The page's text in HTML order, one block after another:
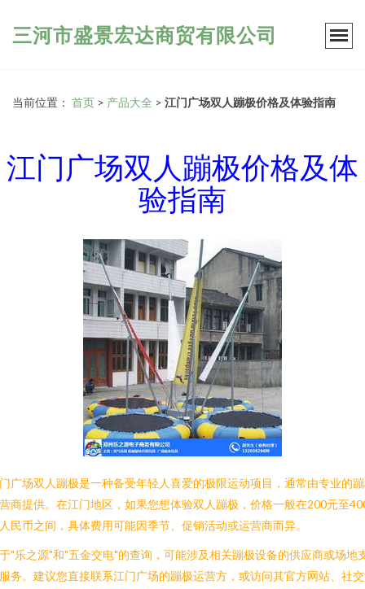
三河市盛景宏达商贸有限公司
当前位置： 首页 > 产品大全 > 江门广场双人蹦极价格及体验指南
江门广场双人蹦极价格及体
验指南
广场双人蹦极是一种备受年轻人喜爱的极限运动项目，通常由专业的
商提供。在江门地区，如果您想体验双人蹦极，价格一般在200元至
民币之间，具体费用可能因季节、促销活动或运营商而异。
"乐之源"和"五金交电"的查询，可能涉及相关蹦极设备的供应商或场地
务。建议您直接联系江门广场的蹦极运营方，或访问其官方网站、社